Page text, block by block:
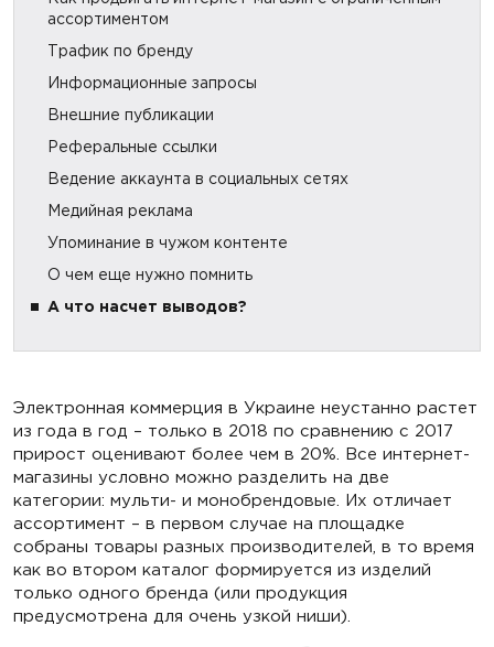
ассортиментом
Трафик по бренду
Информационные запросы
Внешние публикации
Реферальные ссылки
Ведение аккаунта в социальных сетях
Медийная реклама
Упоминание в чужом контенте
О чем еще нужно помнить
А что насчет выводов?
Электронная коммерция в Украине неустанно растет
из года в год – только в 2018 по сравнению с 2017
прирост оценивают более чем в 20%. Все интернет-
магазины условно можно разделить на две
категории: мульти- и монобрендовые. Их отличает
ассортимент – в первом случае на площадке
собраны товары разных производителей, в то время
как во втором каталог формируется из изделий
только одного бренда (или продукция
предусмотрена для очень узкой ниши).